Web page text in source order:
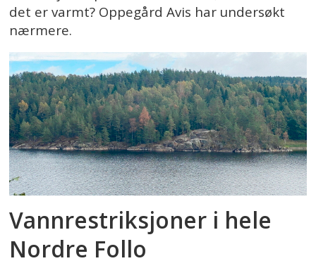
det er varmt? Oppegård Avis har undersøkt
nærmere.
Vannrestriksjoner i hele
Nordre Follo